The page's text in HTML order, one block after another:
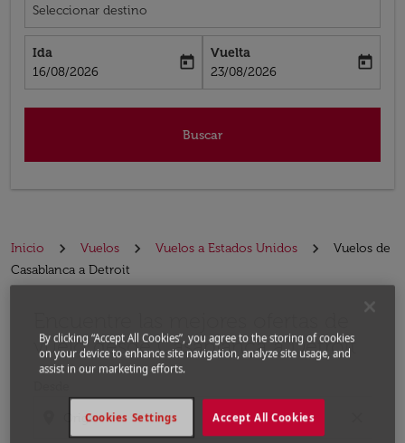
Seleccionar destino
Ida
fc-booking-departure-date-aria-label
16/08/2026
today
Vuelta
fc-booking-return-date-aria-label
23/08/2026
today
Buscar
Inicio Vuelos Vuelos a Estados Unidos
Vuelos de
Casablanca a Detroit
vuelo desde Casablanca a Detroit
By clicking “Accept All Cookies”, you agree to the storing of cookies
on your device to enhance site navigation, analyze site usage, and
assist in our marketing efforts.
Accept All Cookies
Cookies Settings